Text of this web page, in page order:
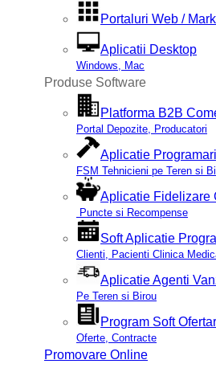
Portaluri Web /
Aplicatii Desktop
Windows, Mac
Produse Software
Platforma B2B
Portal Depozite, Producatori
Aplicatie
FSM Tehnicieni pe Teren si
Aplicatie Fidelizare
Puncte si Recompense
Soft Aplicatie
Clienti, Pacienti Clinica
Aplicatie Agenti
Pe Teren si Birou
Program Soft
Oferte, Contracte
Promovare Online